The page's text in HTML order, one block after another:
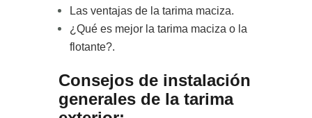
Las ventajas de la tarima maciza.
¿Qué es mejor la tarima maciza o la
flotante?.
Consejos de instalación
generales de la tarima